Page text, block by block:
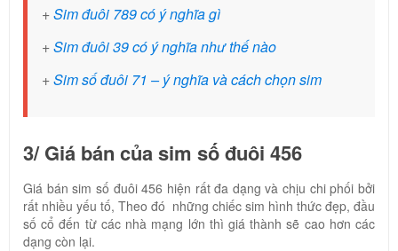
+Sim đuôi 789 có ý nghĩa gì
+Sim đuôi 39 có ý nghĩa như thế nào
+Sim số đuôi 71 – ý nghĩa và cách chọn sim
3/ Giá bán của sim số đuôi 456
Giá bán sim số đuôi 456 hiện rất đa dạng và chịu chi phối bởi
rất nhiều yếu tố, Theo đó những chiếc sim hình thức đẹp, đầu
số cổ đến từ các nhà mạng lớn thì giá thành sẽ cao hơn các
dạng còn lại.